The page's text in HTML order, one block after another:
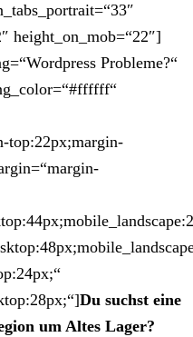
height_on_mob=“22″]
Probleme?“
top:22px;margin-
Du suchst eine
um Altes Lager?